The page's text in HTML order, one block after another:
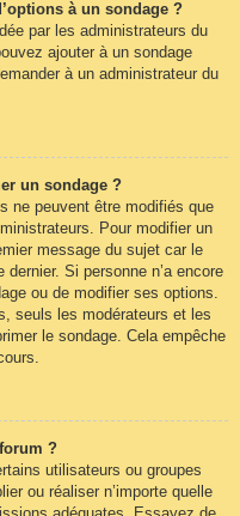
à un sondage ?
par les administrateurs du
ajouter à un sondage
à un administrateur du
un sondage ?
ne peuvent être modifiés que
Pour modifier un
message du sujet car le
Si personne n’a encore
ou de modifier ses options.
seuls les modérateurs et les
le sondage. Cela empêche
?
utilisateurs ou groupes
ou réaliser n’importe quelle